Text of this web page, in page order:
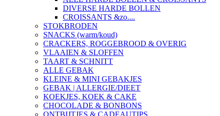
DIVERSE HARDE BOLLEN
CROISSANTS &zo....
STOKBRODEN
SNACKS (warm/koud)
CRACKERS, ROGGEBROOD & OVERIG
VLAAIEN & SLOFFEN
TAART & SCHNITT
ALLE GEBAK
KLEINE & MINI GEBAKJES
GEBAK | ALLERGIE/DIEET
KOEKJES, KOEK & CAKE
CHOCOLADE & BONBONS